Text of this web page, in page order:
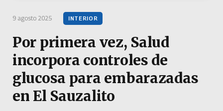
9 agosto 2025 INTERIOR
Por primera vez, Salud
incorpora controles de
glucosa para embarazadas
en El Sauzalito